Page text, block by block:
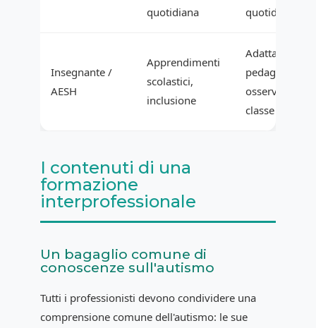
quotidiana quotidiana
Insegnante /
AESH
Apprendimenti
scolastici,
inclusione
Adattamenti
pedagogici,
osservazioni
classe
I contenuti di una
formazione
interprofessionale
Un bagaglio comune di
conoscenze sull'autismo
Tutti i professionisti devono condividere una
comprensione comune dell'autismo: le sue